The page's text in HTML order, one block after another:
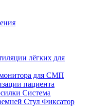
лёгких для
для СМП
пациента
Система
Стул Фиксатор